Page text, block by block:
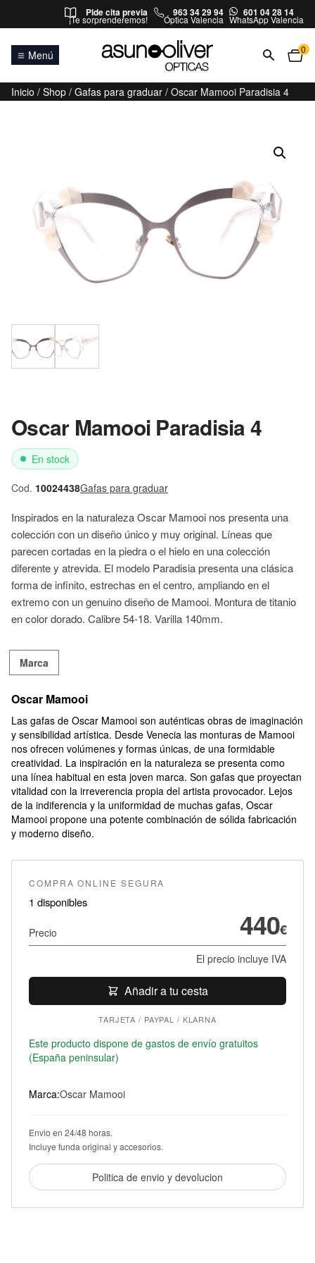
Saltar al contenidoPide cita previa
¡Te sorprenderemos!
963 34 29 94
Óptica Valencia
601 04 28 14
WhatsApp Valencia
Menú 0
Inicio / Shop / Gafas para graduar / Oscar Mamooi Paradisia 4
Oscar Mamooi Paradisia 4
En stock
Cod. 10024438Gafas para graduar
Inspirados en la naturaleza Oscar Mamooi nos presenta una
colección con un diseño único y muy original. Líneas que
parecen cortadas en la piedra o el hielo en una colección
diferente y atrevida. El modelo Paradisia presenta una clásica
forma de infinito, estrechas en el centro, ampliando en el
extremo con un genuino diseño de Mamooi. Montura de titanio
en color dorado. Calibre 54-18. Varilla 140mm.
Marca
Oscar Mamooi
Las gafas de Oscar Mamooi son auténticas obras de imaginación
y sensibilidad artística. Desde Venecia las monturas de Mamooi
nos ofrecen volúmenes y formas únicas, de una formidable
creatividad. La inspiración en la naturaleza se presenta como
una línea habitual en esta joven marca. Son gafas que proyectan
vitalidad con la irreverencia propia del artista provocador. Lejos
de la indiferencia y la uniformidad de muchas gafas, Oscar
Mamooi propone una potente combinación de sólida fabricación
y moderno diseño.
COMPRA ONLINE SEGURA
1 disponibles
Precio 440€
El precio incluye IVA
Añadir a tu cesta
TARJETA / PAYPAL / KLARNA
Este producto dispone de gastos de envío gratuitos
(España peninsular)
Marca:Oscar Mamooi
Envio en 24/48 horas.
Incluye funda original y accesorios.
Politica de envio y devolucion